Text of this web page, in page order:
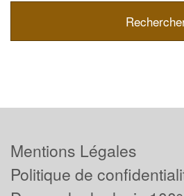
Mentions Légales
Politique de